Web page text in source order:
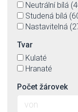
Neutrální bílá
Studená bílá
Nastavitelná
Tvar
Kulaté
Hranaté
Počet žárovek